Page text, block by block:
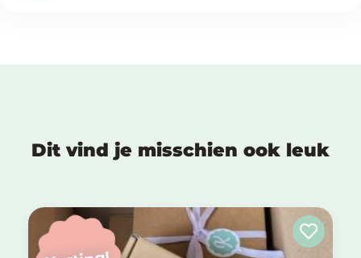
Dit vind je misschien ook leuk